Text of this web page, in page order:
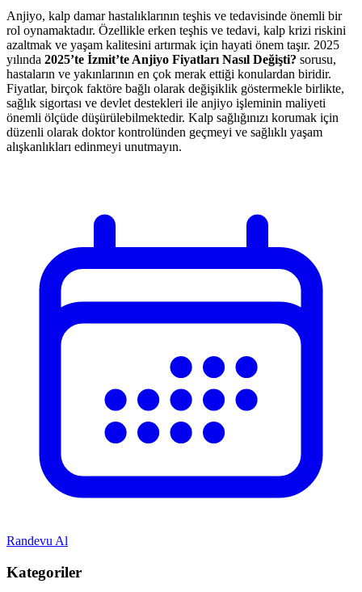
Anjiyo, kalp damar hastalıklarının teşhis ve tedavisinde önemli bir
rol oynamaktadır. Özellikle erken teşhis ve tedavi, kalp krizi riskini
azaltmak ve yaşam kalitesini artırmak için hayati önem taşır. 2025
yılında 2025’te İzmit’te Anjiyo Fiyatları Nasıl Değişti? sorusu,
hastaların ve yakınlarının en çok merak ettiği konulardan biridir.
Fiyatlar, birçok faktöre bağlı olarak değişiklik göstermekle birlikte,
sağlık sigortası ve devlet destekleri ile anjiyo işleminin maliyeti
önemli ölçüde düşürülebilmektedir. Kalp sağlığınızı korumak için
düzenli olarak doktor kontrolünden geçmeyi ve sağlıklı yaşam
alışkanlıkları edinmeyi unutmayın.
Randevu Al
Kategoriler